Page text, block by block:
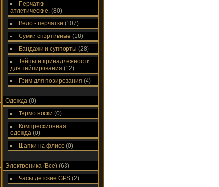
Перчатки
атлетические. (80)
Вело - перчатки (107)
Сумки спортивные (18)
Бандажи и суппорты (28)
Тейпы и принадлежности
для тейпирования (12)
Грим для позирования (4)
Одежда (0)
Термо носки (0)
Компрессионная
одежда (0)
Шапки на флисе (0)
Электроника (Все) (63)
Часы детские GPS (2)